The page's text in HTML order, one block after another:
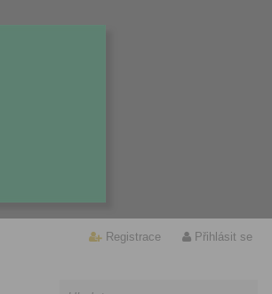
Registrace Přihlásit se